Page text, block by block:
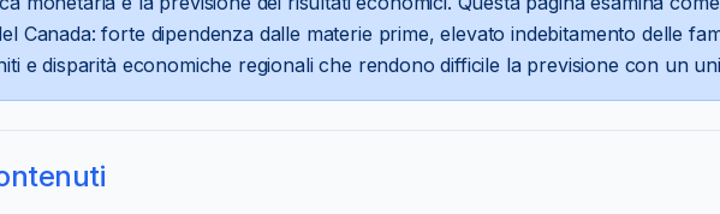
Canada: forte dipendenza dalle materie prime, elevato indebitamento delle
e disparità economiche regionali che rendono difficile la previsione con un